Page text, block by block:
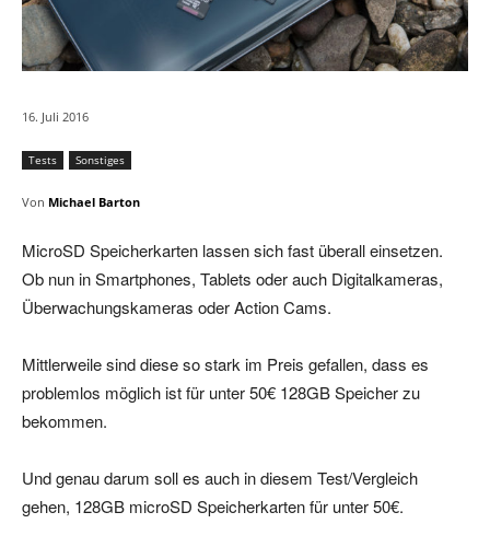
16. Juli 2016
Tests Sonstiges
Von Michael Barton
MicroSD Speicherkarten lassen sich fast überall einsetzen.
Ob nun in Smartphones, Tablets oder auch Digitalkameras,
Überwachungskameras oder Action Cams.
Mittlerweile sind diese so stark im Preis gefallen, dass es
problemlos möglich ist für unter 50€ 128GB Speicher zu
bekommen.
Und genau darum soll es auch in diesem Test/Vergleich
gehen, 128GB microSD Speicherkarten für unter 50€.